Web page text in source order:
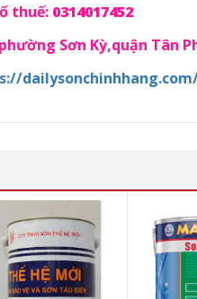
thuế: 0314017452
Sơn Kỳ,quận Tân